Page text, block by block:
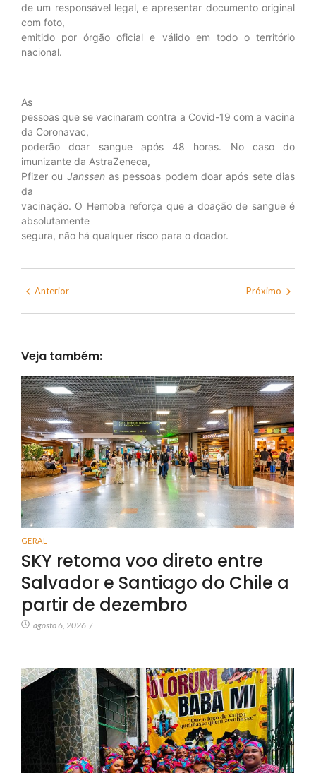
de um responsável legal, e apresentar documento original
com foto,
emitido por órgão oficial e válido em todo o território
nacional.
As
pessoas que se vacinaram contra a Covid-19 com a vacina
da Coronavac,
poderão doar sangue após 48 horas. No caso do
imunizante da AstraZeneca,
Pfizer ou Janssenas pessoas podem doar após sete dias
da
vacinação. O Hemoba reforça que a doação de sangue é
absolutamente
segura, não há qualquer risco para o doador.
Anterior Próximo
Veja também:
GERAL
SKY retoma voo direto entre
Salvador e Santiago do Chile a
partir de dezembro
agosto 6, 2026 /